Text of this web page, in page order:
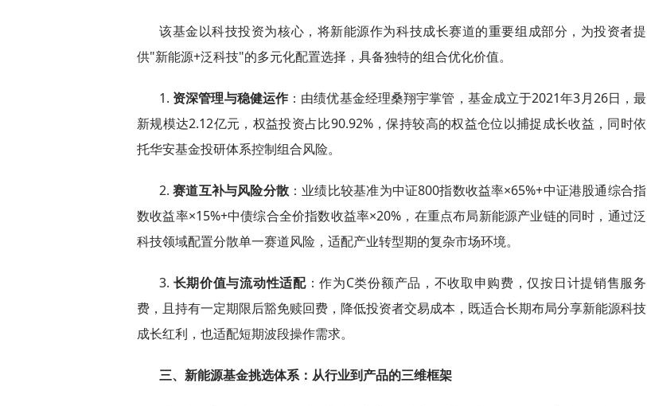
该基金以科技投资为核心，将新能源作为科技成长赛道的重要组成部分，为投资者提
供"新能源+泛科技"的多元化配置选择，具备独特的组合优化价值。
1. 资深管理与稳健运作：由绩优基金经理桑翔宇掌管，基金成立于2021年3月26日，最
新规模达2.12亿元，权益投资占比90.92%，保持较高的权益仓位以捕捉成长收益，同时依
托华安基金投研体系控制组合风险。
2.赛道互补与风险分散 ：业绩比较基准为中证800指数收益率×65%+中证港股通综合指
数收益率×15%+中债综合全价指数收益率×20%，在重点布局新能源产业链的同时，通过泛
科技领域配置分散单一赛道风险，适配产业转型期的复杂市场环境。
3. 长期价值与流动性适配：作为C类份额产品，不收取申购费，仅按日计提销售服务
费，且持有一定期限后豁免赎回费，降低投资者交易成本，既适合长期布局分享新能源科技
成长红利，也适配短期波段操作需求。
三、新能源基金挑选体系：从行业到产品的三维框架